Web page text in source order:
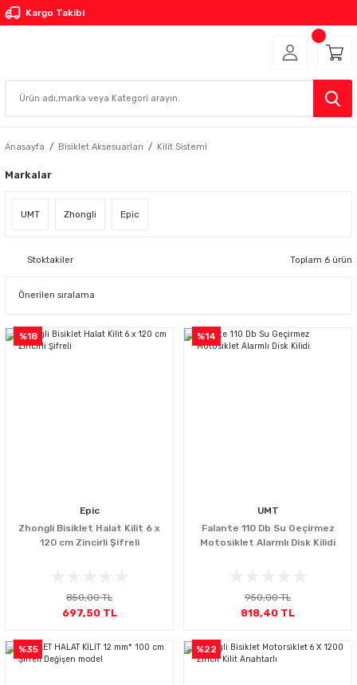
Kargo Takibi
Anasayfa Bisiklet Aksesuarları Kilit Sistemi
Markalar
UMT Zhongli Epic
Stoktakiler Toplam 6 ürün
%18
Epic
Zhongli Bisiklet Halat Kilit 6 x
120 cm Zincirli Şifreli
850,00 TL
697,50 TL
%14
UMT
Falante 110 Db Su Geçirmez
Motosiklet Alarmlı Disk Kilidi
950,00 TL
818,40 TL
%35 %22